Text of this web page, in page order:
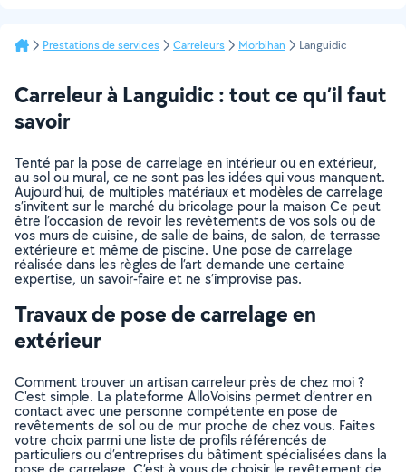
Prestations de services Carreleurs Morbihan Languidic
Carreleur à Languidic : tout ce qu’il faut
savoir
Tenté par la pose de carrelage en intérieur ou en extérieur,
au sol ou mural, ce ne sont pas les idées qui vous manquent.
Aujourd’hui, de multiples matériaux et modèles de carrelage
s’invitent sur le marché du bricolage pour la maison Ce peut
être l’occasion de revoir les revêtements de vos sols ou de
vos murs de cuisine, de salle de bains, de salon, de terrasse
extérieure et même de piscine. Une pose de carrelage
réalisée dans les règles de l’art demande une certaine
expertise, un savoir-faire et ne s’improvise pas.
Travaux de pose de carrelage en
extérieur
Comment trouver un artisan carreleur près de chez moi ?
C'est simple. La plateforme AlloVoisins permet d’entrer en
contact avec une personne compétente en pose de
revêtements de sol ou de mur proche de chez vous. Faites
votre choix parmi une liste de profils référencés de
particuliers ou d’entreprises du bâtiment spécialisées dans la